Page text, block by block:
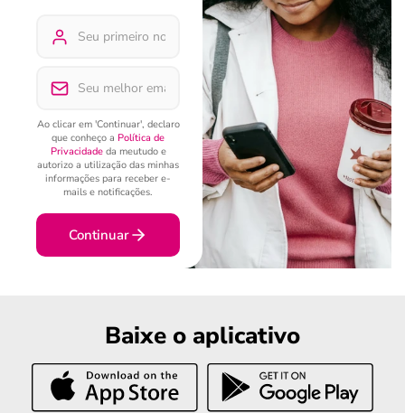
Ao clicar em 'Continuar', declaro
que conheço a Política de
Privacidadeda meutudo e
autorizo a utilização das minhas
informações para receber e-
mails e notificações.
Continuar
Baixe o aplicativo